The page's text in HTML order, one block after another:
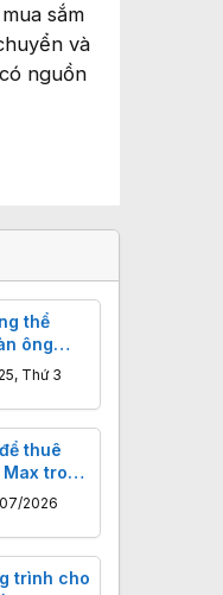
sắm
và
nguồn
thể
ông
Thứ 3
thuê
trong
2026
trình cho